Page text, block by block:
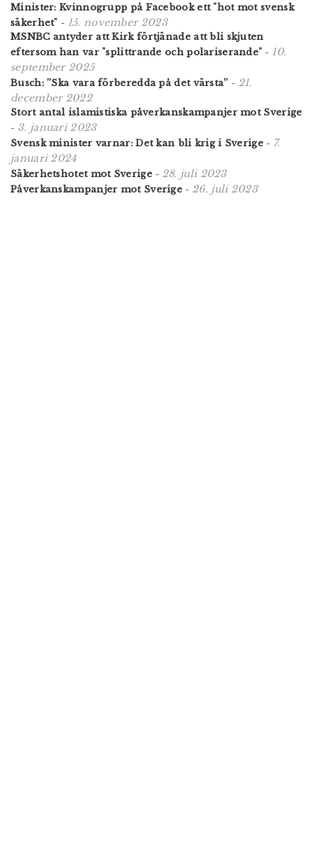
Minister: Kvinnogrupp på Facebook ett "hot mot svensk
säkerhet" - 15. november 2023
MSNBC antyder att Kirk förtjänade att bli skjuten
eftersom han var "splittrande och polariserande" - 10.
september 2025
Busch: ”Ska vara förberedda på det värsta” - 21.
december 2022
Stort antal islamistiska påverkanskampanjer mot Sverige
- 3. januari 2023
Svensk minister varnar: Det kan bli krig i Sverige - 7.
januari 2024
Säkerhetshotet mot Sverige- 28. juli 2023
Påverkanskampanjer mot Sverige - 26. juli 2023